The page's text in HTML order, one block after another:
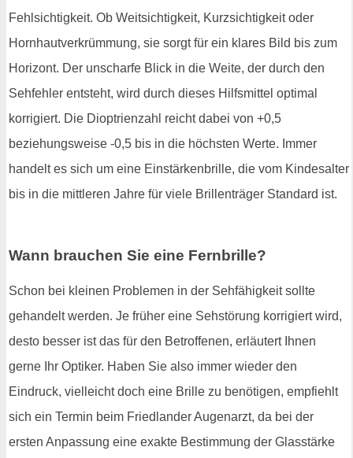
Fehlsichtigkeit. Ob Weitsichtigkeit, Kurzsichtigkeit oder
Hornhautverkrümmung, sie sorgt für ein klares Bild bis zum
Horizont. Der unscharfe Blick in die Weite, der durch den
Sehfehler entsteht, wird durch dieses Hilfsmittel optimal
korrigiert. Die Dioptrienzahl reicht dabei von +0,5
beziehungsweise -0,5 bis in die höchsten Werte. Immer
handelt es sich um eine Einstärkenbrille, die vom Kindesalter
bis in die mittleren Jahre für viele Brillenträger Standard ist.
Wann brauchen Sie eine Fernbrille?
Schon bei kleinen Problemen in der Sehfähigkeit sollte
gehandelt werden. Je früher eine Sehstörung korrigiert wird,
desto besser ist das für den Betroffenen, erläutert Ihnen
gerne Ihr Optiker. Haben Sie also immer wieder den
Eindruck, vielleicht doch eine Brille zu benötigen, empfiehlt
sich ein Termin beim Friedlander Augenarzt, da bei der
ersten Anpassung eine exakte Bestimmung der Glasstärke